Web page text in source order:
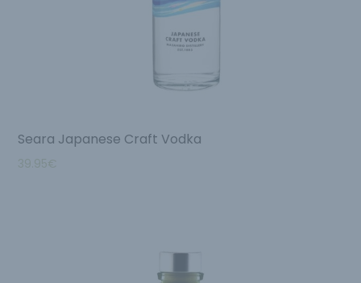
Seara Japanese Craft Vodka
39.95€